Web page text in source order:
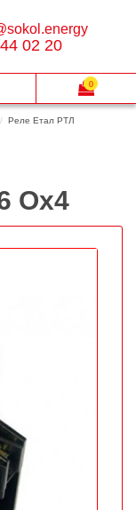
Реле Етал РТЛ
Ох4
02 20
0